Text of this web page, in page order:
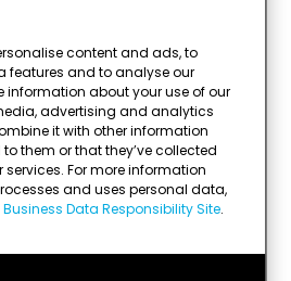
content and ads, to
features and to analyse our
information about your use of our
advertising and analytics
it with other information
them or that they’ve collected
services. For more information
and uses personal data,
Data Responsibility Site.
kyllä
kulta